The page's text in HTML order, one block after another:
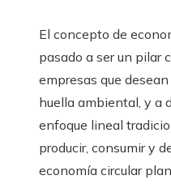
El concepto de
pasado a ser un pilar
empresas que
huella ambiental, y a
enfoque lineal
producir, consumir y
economía circular